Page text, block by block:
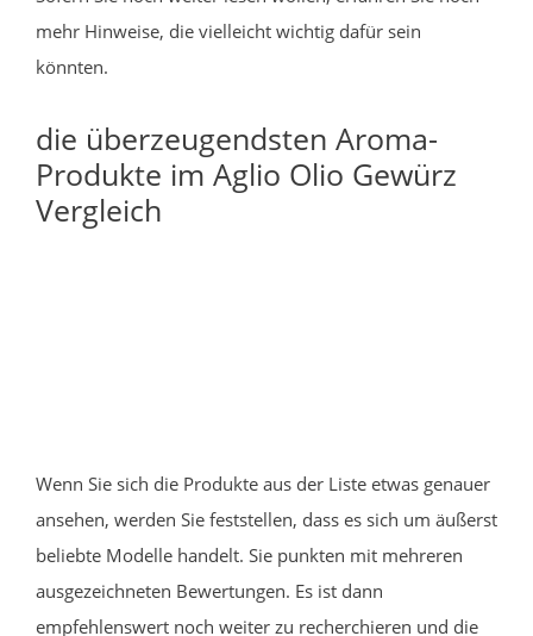
mehr Hinweise, die vielleicht wichtig dafür sein
könnten.
die überzeugendsten Aroma-
Produkte im Aglio Olio Gewürz
Vergleich
Wenn Sie sich die Produkte aus der Liste etwas genauer
ansehen, werden Sie feststellen, dass es sich um äußerst
beliebte Modelle handelt. Sie punkten mit mehreren
ausgezeichneten Bewertungen. Es ist dann
empfehlenswert noch weiter zu recherchieren und die